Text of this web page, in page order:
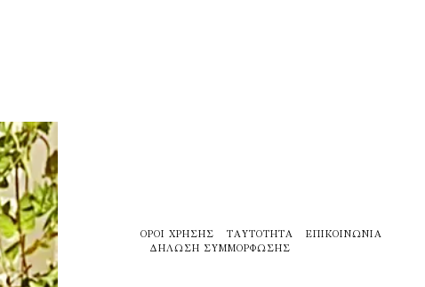
ΌΡΟΙ ΧΡΉΣΗΣ ΤΑΥΤΌΤΗΤΑ
ΕΠΙΚΟΙΝΩΝΊΑ
ΔΉΛΩΣΗ ΣΥΜΜΌΡΦΩΣΗΣ